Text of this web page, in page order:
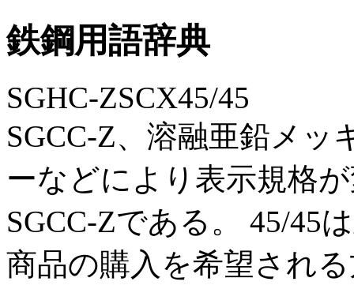
鉄鋼用語辞典
SGHC-ZSCX45/45
SGCC-Z、溶融亜鉛メ
ーなどにより表示規格
SGCC-Zである。 45/
商品の購入を希望され